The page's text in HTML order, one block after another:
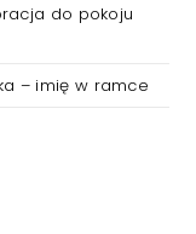
do pokoju
– imię w ramce